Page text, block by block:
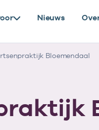
Nieuws
Bloemendaal